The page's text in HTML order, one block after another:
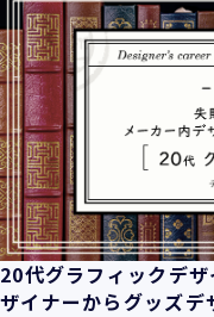
20代グラフィックデ
ザイナーからグッズデ